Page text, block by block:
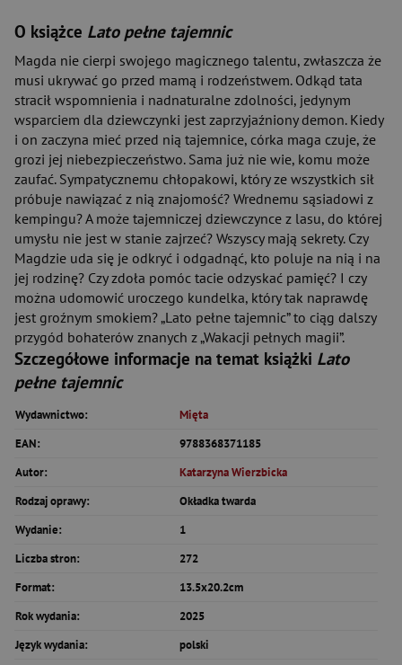
O książce Lato pełne tajemnic
Magda nie cierpi swojego magicznego talentu, zwłaszcza że
musi ukrywać go przed mamą i rodzeństwem. Odkąd tata
stracił wspomnienia i nadnaturalne zdolności, jedynym
wsparciem dla dziewczynki jest zaprzyjaźniony demon. Kiedy
i on zaczyna mieć przed nią tajemnice, córka maga czuje, że
grozi jej niebezpieczeństwo. Sama już nie wie, komu może
zaufać. Sympatycznemu chłopakowi, który ze wszystkich sił
próbuje nawiązać z nią znajomość? Wrednemu sąsiadowi z
kempingu? A może tajemniczej dziewczynce z lasu, do której
umysłu nie jest w stanie zajrzeć? Wszyscy mają sekrety. Czy
Magdzie uda się je odkryć i odgadnąć, kto poluje na nią i na
jej rodzinę? Czy zdoła pomóc tacie odzyskać pamięć? I czy
można udomowić uroczego kundelka, który tak naprawdę
jest groźnym smokiem? „Lato pełne tajemnic” to ciąg dalszy
przygód bohaterów znanych z „Wakacji pełnych magii”.
Szczegółowe informacje na temat książki Lato
pełne tajemnic
Wydawnictwo:
Mięta
EAN:
9788368371185
Autor:
Katarzyna Wierzbicka
Rodzaj oprawy:
Okładka twarda
Wydanie:
1
Liczba stron:
272
Format:
13.5x20.2cm
Rok wydania:
2025
Język wydania:
polski